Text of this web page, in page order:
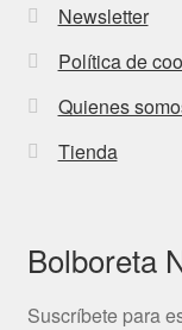
Newsletter
Política de
Quienes
Tienda
Bolboreta
Suscríbete para